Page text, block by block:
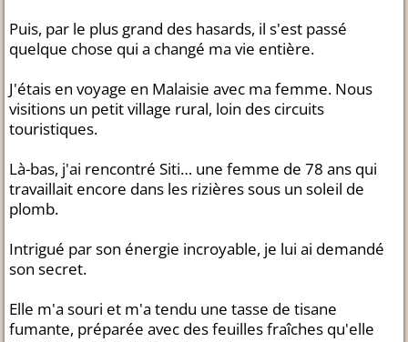
Puis, par le plus grand des hasards, il s'est passé
quelque chose qui a changé ma vie entière.
J'étais en voyage en Malaisie avec ma femme. Nous
visitions un petit village rural, loin des circuits
touristiques.
Là-bas, j'ai rencontré Siti… une femme de 78 ans qui
travaillait encore dans les rizières sous un soleil de
plomb.
Intrigué par son énergie incroyable, je lui ai demandé
son secret.
Elle m'a souri et m'a tendu une tasse de tisane
fumante, préparée avec des feuilles fraîches qu'elle